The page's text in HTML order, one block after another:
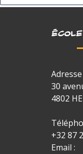
Adresse
30
4802
+32 87
Email :